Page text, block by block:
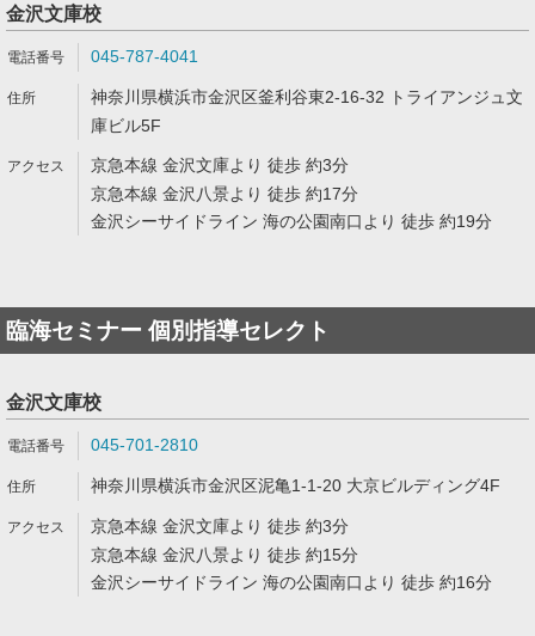
金沢文庫校
045-787-4041
神奈川県横浜市金沢区釜利谷東2-16-32 トライアンジュ文
庫ビル5F
京急本線 金沢文庫より 徒歩 約3分
京急本線 金沢八景より 徒歩 約17分
金沢シーサイドライン 海の公園南口より 徒歩 約19分
臨海セミナー 個別指導セレクト
金沢文庫校
045-701-2810
神奈川県横浜市金沢区泥亀1-1-20 大京ビルディング4F
京急本線 金沢文庫より 徒歩 約3分
京急本線 金沢八景より 徒歩 約15分
金沢シーサイドライン 海の公園南口より 徒歩 約16分